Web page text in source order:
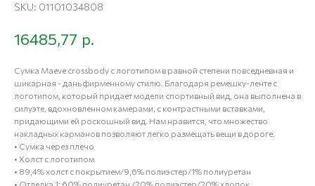
SKU: 01101034808
16485,77 р.
Сумка Maeve crossbody с логотипом в равной степени повседневная и
шикарная - дань фирменному стилю. Благодаря ремешку-ленте с
логотипом, который придает модели спортивный вид, она выполнена в
силуэте, вдохновленном камерами, с контрастными вставками,
придающими ей роскошный вид. Нам нравится, что множество
накладных карманов позволяют легко размещать вещи в дороге.
• Сумка через плечо
• Холст с логотипом
• 89,4% холст с покрытием/9,6% полиэстер/1% полиуретан
• Отделка 1: 60% полиуретан /20% полиэстер/20% хлопок